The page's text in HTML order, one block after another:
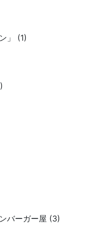
」 (1)
バーガー屋 (3)